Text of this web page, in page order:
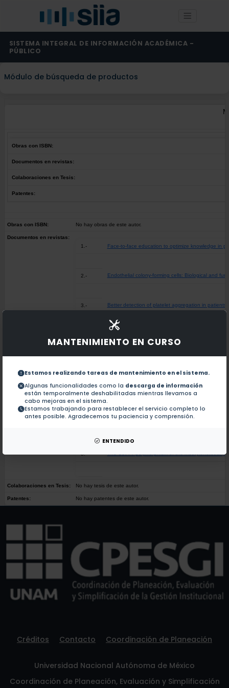
MANTENIMIENTO EN CURSO
Estamos realizando tareas de mantenimiento en el sistema.
Algunas funcionalidades como la descarga de información
están temporalmente deshabilitadas mientras llevamos a
cabo mejoras en el sistema.
Estamos trabajando para restablecer el servicio completo lo
antes posible. Agradecemos tu paciencia y comprensión.
ENTENDIDO
SISTEMA INTEGRAL DE INFORMACIÓN ACADÉMICA -
PÚBLICO
Módulo de búsqueda de productos
Obras con ISBN:
Documentos en revistas:
Colaboraciones en Tesis:
Patentes:
Obras con ISBN: No hay obras de este autor.
Documentos en revistas:
1.-
Face-to-face education to optimize knowledge in
2.- Endothelial colony-forming cells: Biological and
3.- Better detection of platelet aggregation in patients
6.- Mexican mestizo population sub-structure: effects
8.- The C677T polymorphism of the
Colaboraciones en Tesis: No hay tesis de este autor.
Patentes: No hay patentes de este autor.
Créditos Contacto Coordinación de Planeación
Universidad Nacional Autónoma de México
Coordinación de Planeación, Evaluación y Simplificación